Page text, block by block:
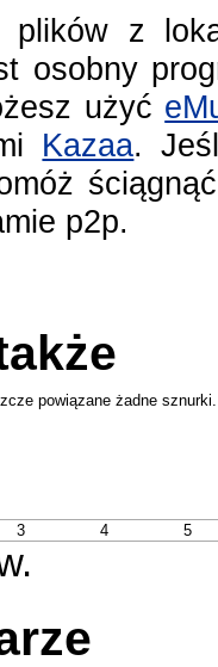
plików z
osobny
użyć
Kazaa.
p2p.
powiązane żadne sznurki.
3 4 5